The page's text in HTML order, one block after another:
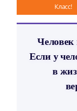
Класс!
Человек
Если у
в